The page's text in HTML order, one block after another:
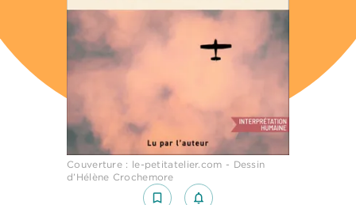
Couverture : le-petitatelier.com - Dessin
d’Hélène Crochemore
bookmark_border notifications_none_outlined